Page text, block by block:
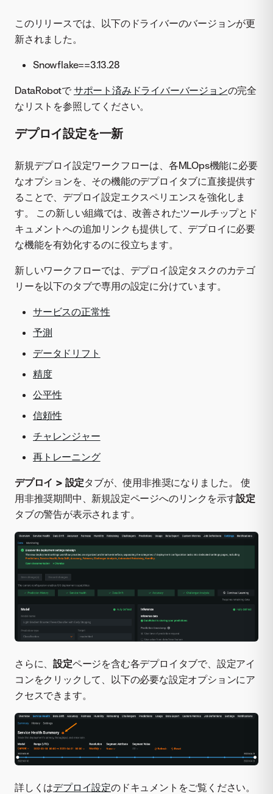
このリリースでは、以下のドライバーのバージョンが更
新されました。
Snowflake==3.13.28
DataRobotで サポート済みドライバーバージョンの完全
なリストを参照してください。
デプロイ設定を一新
新規デプロイ設定ワークフローは、各MLOps機能に必要
なオプションを、その機能のデプロイタブに直接提供す
ることで、デプロイ設定エクスペリエンスを強化しま
す。 この新しい組織では、改善されたツールチップとド
キュメントへの追加リンクも提供して、デプロイに必要
な機能を有効化するのに役立ちます。
新しいワークフローでは、デプロイ設定タスクのカテゴ
リーを以下のタブで専用の設定に分けています。
サービスの正常性
予測
データドリフト
精度
公平性
信頼性
チャレンジャー
再トレーニング
デプロイ > 設定タブが、使用非推奨になりました。 使
用非推奨期間中、新規設定ページへのリンクを示す設定
タブの警告が表示されます。
さらに、設定ページを含む各デプロイタブで、設定アイ
コンをクリックして、以下の必要な設定オプションにア
クセスできます。
詳しくはデプロイ設定のドキュメントをご覧ください。